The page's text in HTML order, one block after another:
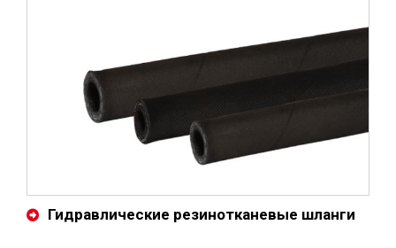
Гидравлические резинотканевые шланги